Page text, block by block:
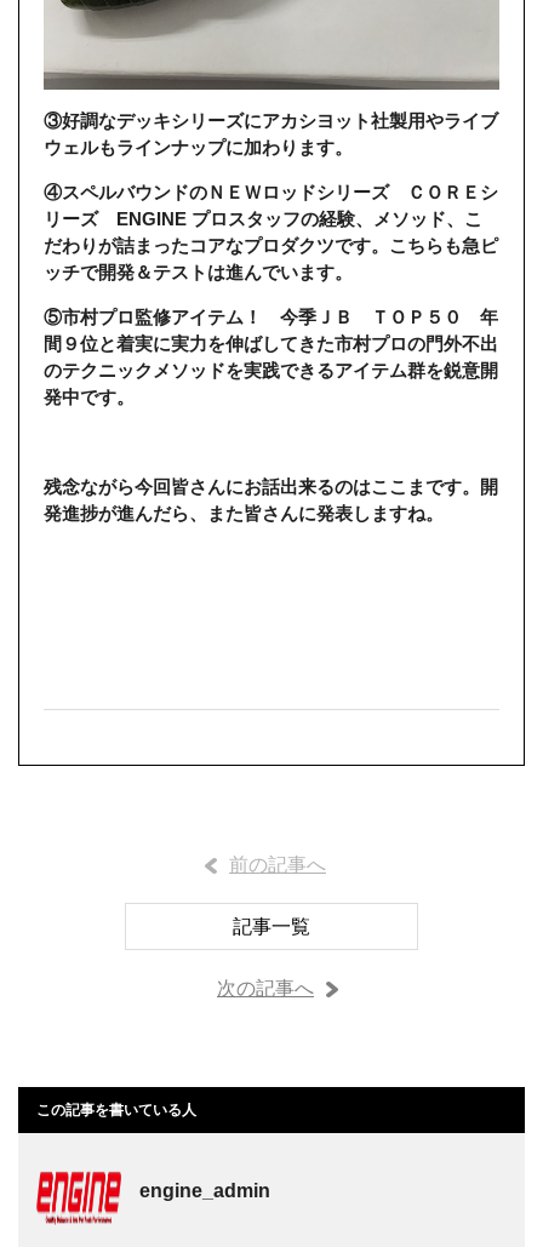
③好調なデッキシリーズにアカシヨット社製用やライブ
ウェルもラインナップに加わります。
④スペルバウンドのＮＥＷロッドシリーズ ＣＯＲＥシ
リーズ ENGINE プロスタッフの経験、メソッド、こ
だわりが詰まったコアなプロダクツです。こちらも急ピ
ッチで開発＆テストは進んでいます。
⑤市村プロ監修アイテム！ 今季ＪＢ ＴＯＰ５０ 年
間９位と着実に実力を伸ばしてきた市村プロの門外不出
のテクニックメソッドを実践できるアイテム群を鋭意開
発中です。
残念ながら今回皆さんにお話出来るのはここまです。開
発進捗が進んだら、また皆さんに発表しますね。
前の記事へ
記事一覧
次の記事へ
この記事を書いている人
engine_admin